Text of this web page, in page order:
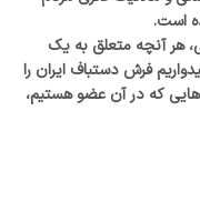
است.
هر آنچه متعلق به یک
فرش دستباف ایران را
هایی که در آن عضو هستیم،